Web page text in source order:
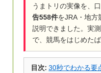
うまトリの実像を、
告558件をJRA・地方
説明できました。実
で、競馬をはじめた
目次: 30秒でわかる要